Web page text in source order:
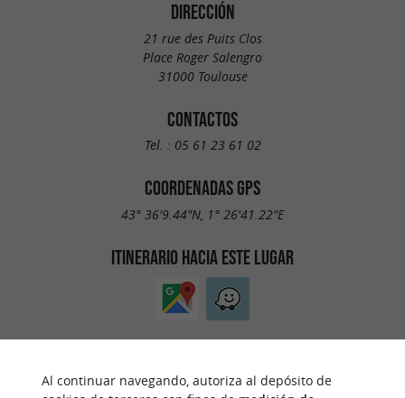
DIRECCIÓN
21 rue des Puits Clos
Place Roger Salengro
31000 Toulouse
CONTACTOS
Tel. : 05 61 23 61 02
COORDENADAS GPS
43° 36'9.44"N, 1° 26'41.22"E
ITINERARIO HACIA ESTE LUGAR
Al continuar navegando, autoriza al depósito de